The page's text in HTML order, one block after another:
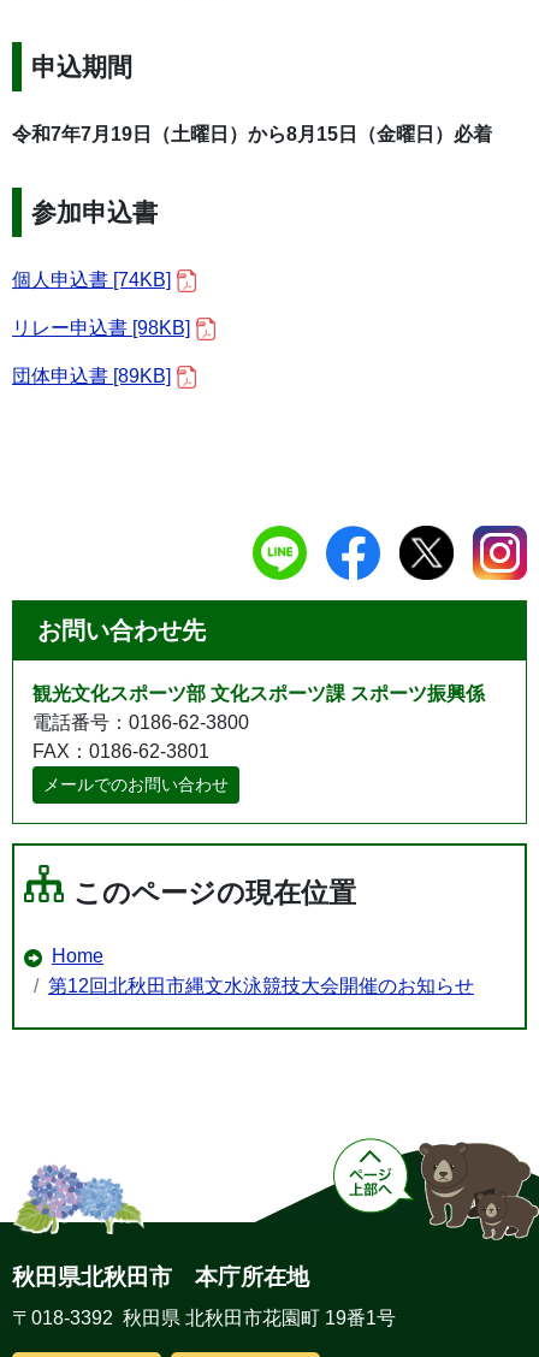
申込期間
令和7年7月19日（土曜日）から8月15日（金曜日）必着
参加申込書
個人申込書 [74KB]
リレー申込書 [98KB]
団体申込書 [89KB]
お問い合わせ先
観光文化スポーツ部 文化スポーツ課 スポーツ振興係
電話番号：0186-62-3800
FAX：0186-62-3801
メールでのお問い合わせ
このページの現在位置
Home
第12回北秋田市縄文水泳競技大会開催のお知らせ
秋田県北秋田市 本庁所在地
〒018-3392 秋田県 北秋田市花園町 19番1号